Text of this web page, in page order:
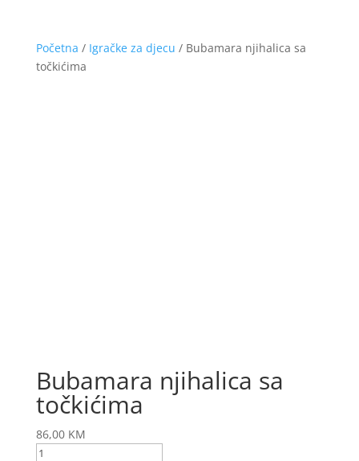
Početna / Igračke za djecu / Bubamara njihalica sa
točkićima
Bubamara njihalica sa
točkićima
86,00 KM
Bubamara